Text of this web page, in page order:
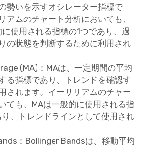
勢いを示すオシレーター指標で
アムのチャート分析においても、
に使用される指標の1つであり、過
の状態を判断するために利用され
(MA)：MAは、一定期間の平均
る指標であり、トレンドを確認す
されます。イーサリアムのチャー
ても、MAは一般的に使用される指
り、トレンドラインとして使用され
：Bollinger Bandsは、移動平均